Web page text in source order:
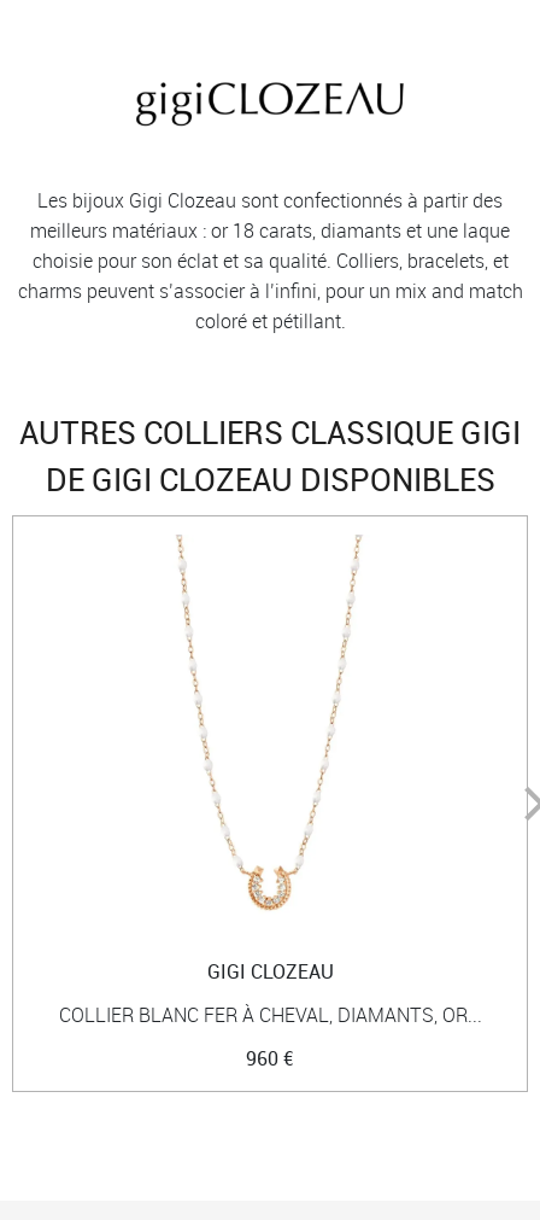
Les bijoux Gigi Clozeau sont confectionnés à partir des
meilleurs matériaux : or 18 carats, diamants et une laque
choisie pour son éclat et sa qualité. Colliers, bracelets, et
charms peuvent s’associer à l’infini, pour un mix and match
coloré et pétillant.
AUTRES COLLIERS CLASSIQUE GIGI
DE GIGI CLOZEAU DISPONIBLES
GIGI CLOZEAU
COLLIER BLANC FER À CHEVAL, DIAMANTS, OR...
960 €